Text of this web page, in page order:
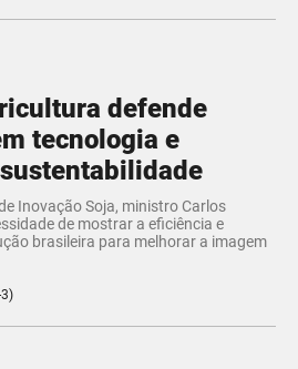
defende
tecnologia e
Inovação Soja, ministro Carlos
de mostrar a eficiência e
brasileira para melhorar a imagem